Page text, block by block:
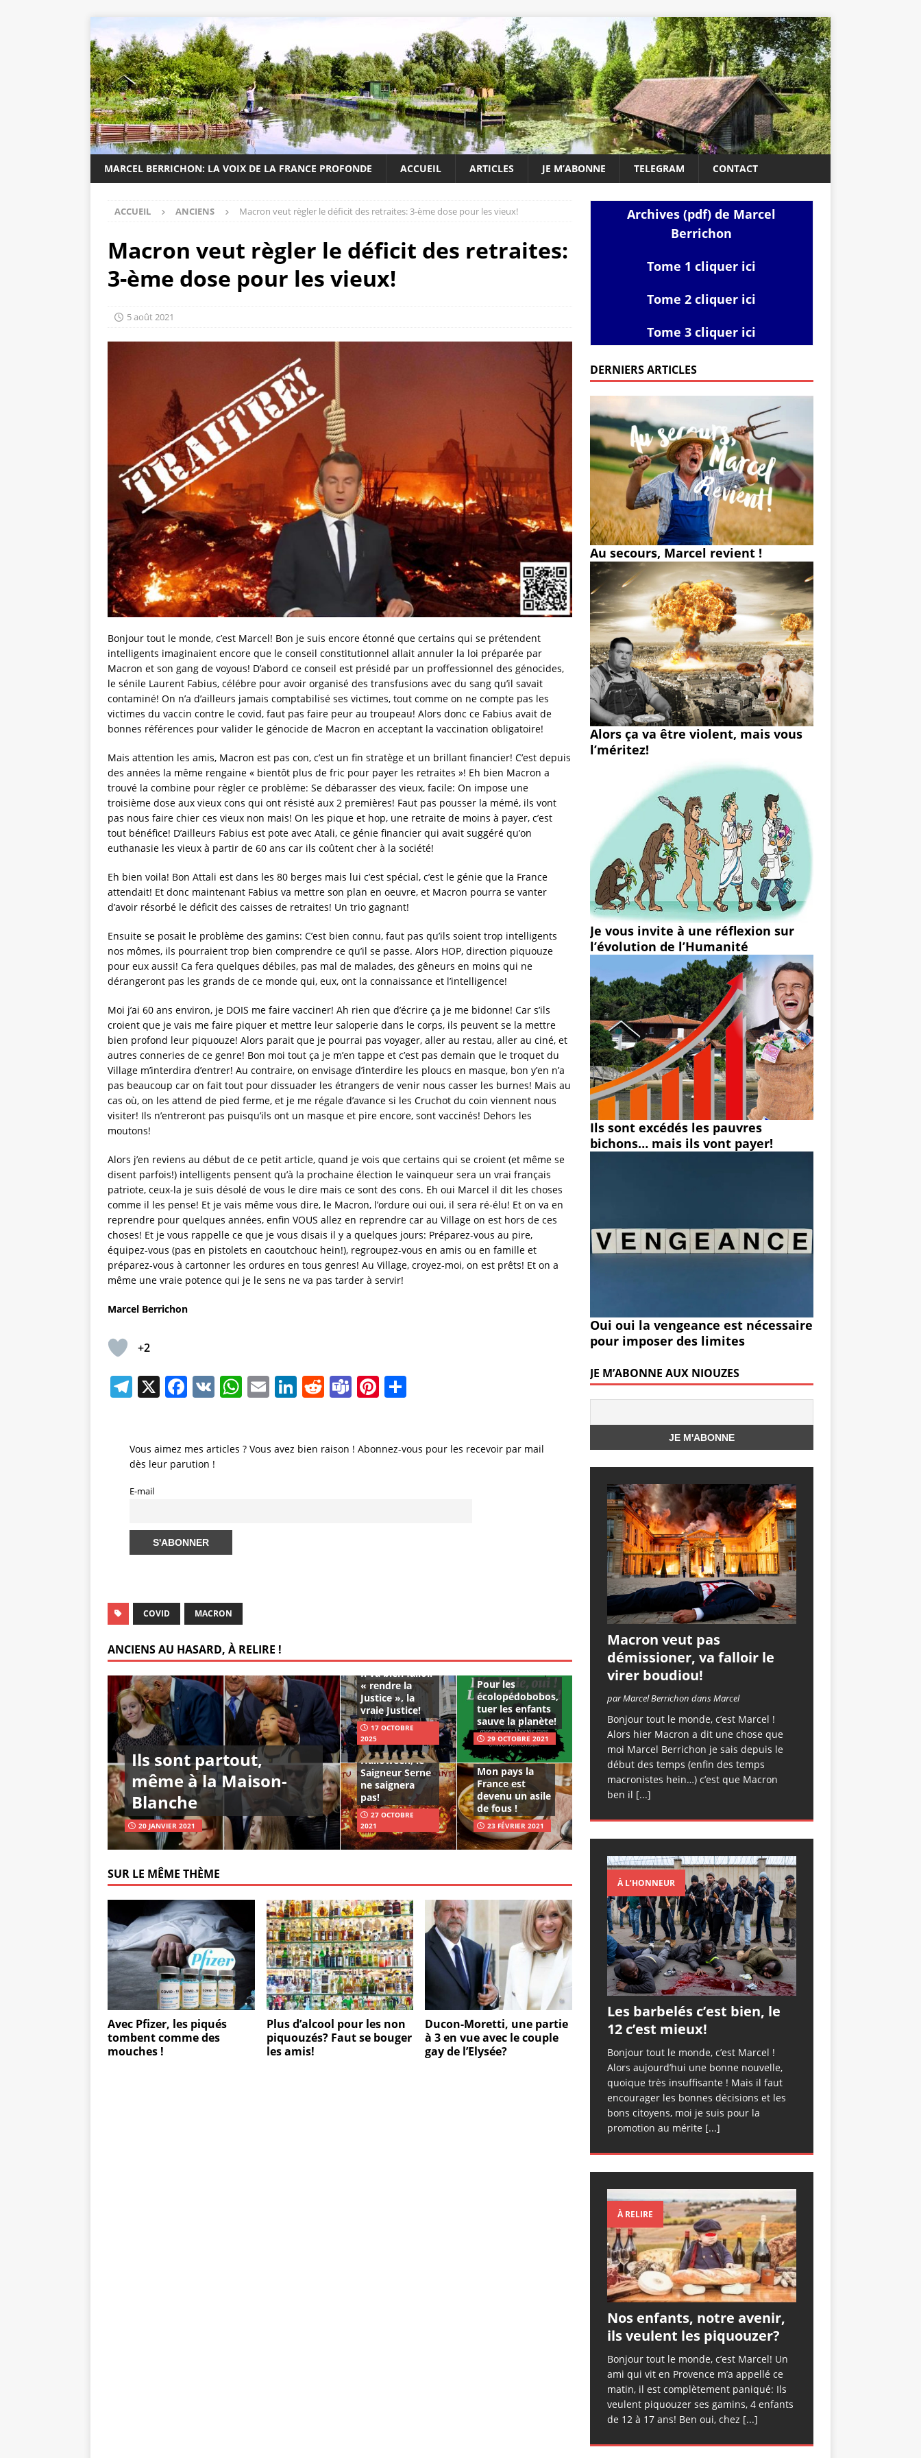
MARCEL BERRICHON: LA VOIX DE LA FRANCE PROFONDE ACCUEIL ARTICLES JE M’ABONNE TELEGRAM CONTACT
ACCUEIL ANCIENS Macron veut règler le déficit des retraites: 3-ème dose pour les vieux!
Macron veut règler le déficit des retraites:
3-ème dose pour les vieux!
5 août 2021
Bonjour tout le monde, c’est Marcel! Bon je suis encore étonné que certains qui se prétendent
intelligents imaginaient encore que le conseil constitutionnel allait annuler la loi préparée par
Macron et son gang de voyous! D’abord ce conseil est présidé par un proffessionnel des génocides,
le sénile Laurent Fabius, célébre pour avoir organisé des transfusions avec du sang qu’il savait
contaminé! On n’a d’ailleurs jamais comptabilisé ses victimes, tout comme on ne compte pas les
victimes du vaccin contre le covid, faut pas faire peur au troupeau! Alors donc ce Fabius avait de
bonnes références pour valider le génocide de Macron en acceptant la vaccination obligatoire!
Mais attention les amis, Macron est pas con, c’est un fin stratège et un brillant financier! C’est depuis
des années la même rengaine « bientôt plus de fric pour payer les retraites »! Eh bien Macron a
trouvé la combine pour règler ce problème: Se débarasser des vieux, facile: On impose une
troisième dose aux vieux cons qui ont résisté aux 2 premières! Faut pas pousser la mémé, ils vont
pas nous faire chier ces vieux non mais! On les pique et hop, une retraite de moins à payer, c’est
tout bénéfice! D’ailleurs Fabius est pote avec Atali, ce génie financier qui avait suggéré qu’on
euthanasie les vieux à partir de 60 ans car ils coûtent cher à la société!
Eh bien voila! Bon Attali est dans les 80 berges mais lui c’est spécial, c’est le génie que la France
attendait! Et donc maintenant Fabius va mettre son plan en oeuvre, et Macron pourra se vanter
d’avoir résorbé le déficit des caisses de retraites! Un trio gagnant!
Ensuite se posait le problème des gamins: C’est bien connu, faut pas qu’ils soient trop intelligents
nos mômes, ils pourraient trop bien comprendre ce qu’il se passe. Alors HOP, direction piquouze
pour eux aussi! Ca fera quelques débiles, pas mal de malades, des gêneurs en moins qui ne
dérangeront pas les grands de ce monde qui, eux, ont la connaissance et l’intelligence!
Moi j’ai 60 ans environ, je DOIS me faire vacciner! Ah rien que d’écrire ça je me bidonne! Car s’ils
croient que je vais me faire piquer et mettre leur saloperie dans le corps, ils peuvent se la mettre
bien profond leur piquouze! Alors parait que je pourrai pas voyager, aller au restau, aller au ciné, et
autres conneries de ce genre! Bon moi tout ça je m’en tappe et c’est pas demain que le troquet du
Village m’interdira d’entrer! Au contraire, on envisage d’interdire les ploucs en masque, bon y’en n’a
pas beaucoup car on fait tout pour dissuader les étrangers de venir nous casser les burnes! Mais au
cas où, on les attend de pied ferme, et je me régale d’avance si les Cruchot du coin viennent nous
visiter! Ils n’entreront pas puisqu’ils ont un masque et pire encore, sont vaccinés! Dehors les
moutons!
Alors j’en reviens au début de ce petit article, quand je vois que certains qui se croient (et même se
disent parfois!) intelligents pensent qu’à la prochaine élection le vainqueur sera un vrai français
patriote, ceux-la je suis désolé de vous le dire mais ce sont des cons. Eh oui Marcel il dit les choses
comme il les pense! Et je vais même vous dire, le Macron, l’ordure oui oui, il sera ré-élu! Et on va en
reprendre pour quelques années, enfin VOUS allez en reprendre car au Village on est hors de ces
choses! Et je vous rappelle ce que je vous disais il y a quelques jours: Préparez-vous au pire,
équipez-vous (pas en pistolets en caoutchouc hein!), regroupez-vous en amis ou en famille et
préparez-vous à cartonner les ordures en tous genres! Au Village, croyez-moi, on est prêts! Et on a
même une vraie potence qui je le sens ne va pas tarder à servir!
Marcel Berrichon
+2
T
gr
a
m
X F
e
b
k
V W
s
E
l
Li
e
R
di
T
m
Pi
rea
Vous aimez mes articles ? Vous avez bien raison ! Abonnez-vous pour les recevoir par mail
dès leur parution !
E-mail
COVID MACRON
ANCIENS AU HASARD, À RELIRE !
Ils sont partout,
même à la Maison-
Blanche
20 JANVIER 2021
Il va bien falloir
« rendre la
Justice », la
vraie Justice!
17 OCTOBRE
2025
Pour les
écolopédobobos,
tuer les enfants
sauve la planète!
29 OCTOBRE 2021
Pour
Halloween, le
Saigneur Serne
ne saignera
pas!
27 OCTOBRE
2021
Mon pays la
France est
devenu un asile
de fous !
23 FÉVRIER 2021
SUR LE MÊME THÈME
Avec Pfizer, les piqués
tombent comme des
mouches !
Plus d’alcool pour les non
piquouzés? Faut se bouger
les amis!
Ducon-Moretti, une partie
à 3 en vue avec le couple
gay de l’Elysée?
Archives (pdf) de Marcel
Berrichon
Tome 1 cliquer ici
Tome 2 cliquer ici
Tome 3 cliquer ici
DERNIERS ARTICLES
Au secours, Marcel revient !
Alors ça va être violent, mais vous
l’méritez!
Je vous invite à une réflexion sur
l’évolution de l’Humanité
Ils sont excédés les pauvres
bichons… mais ils vont payer!
Oui oui la vengeance est nécessaire
pour imposer des limites
JE M’ABONNE AUX NIOUZES
Macron veut pas
démissioner, va falloir le
virer boudiou!
par Marcel Berrichon dans Marcel
Bonjour tout le monde, c’est Marcel !
Alors hier Macron a dit une chose que
moi Marcel Berrichon je sais depuis le
début des temps (enfin des temps
macronistes hein…) c’est que Macron
ben il [...]
À L’HONNEUR
Les barbelés c’est bien, le
12 c’est mieux!
Bonjour tout le monde, c’est Marcel !
Alors aujourd’hui une bonne nouvelle,
quoique très insuffisante ! Mais il faut
encourager les bonnes décisions et les
bons citoyens, moi je suis pour la
promotion au mérite [...]
À RELIRE
Nos enfants, notre avenir,
ils veulent les piquouzer?
Bonjour tout le monde, c’est Marcel! Un
ami qui vit en Provence m’a appellé ce
matin, il est complètement paniqué: Ils
veulent piquouzer ses gamins, 4 enfants
de 12 à 17 ans! Ben oui, chez [...]